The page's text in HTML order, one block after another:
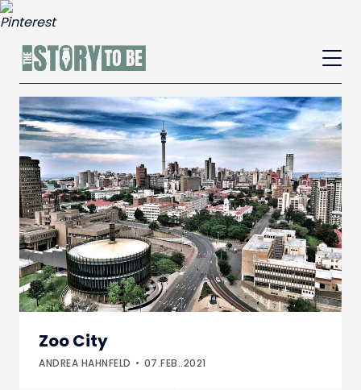
Zoo City
ANDREA HAHNFELD 07.FEB..2021